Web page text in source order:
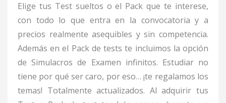
Elige tus Test sueltos o el Pack que te interese,
con todo lo que entra en la convocatoria y a
precios realmente asequibles y sin competencia.
Además en el Pack de tests te incluimos la opción
de Simulacros de Examen infinitos. Estudiar no
tiene por qué ser caro, por eso… ¡te regalamos los
temas! Totalmente actualizados. Al adquirir tus